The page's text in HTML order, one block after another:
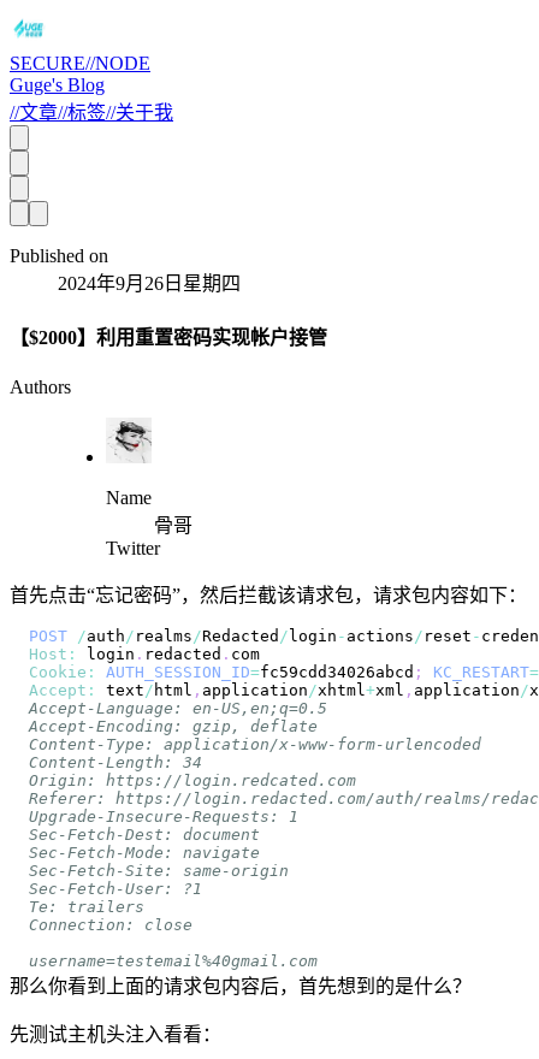
SECURE//NODE
Guge's Blog
//文章//标签//关于我
Published on
2024年9月26日星期四
【$2000】利用重置密码实现帐户接管
Authors
Name
骨哥
Twitter
首先点击“忘记密码”，然后拦截该请求包，请求包内容如下：
POST /auth / realms /Redacted /login - actions / reset -
Host : login . redacted . com
Cookie : AUTH_SESSION_ID=fc59cdd34026abcd ; KC_RESTART=
Accept : text / html , application /xhtml +xml , application /
那么你看到上面的请求包内容后，首先想到的是什么？
先测试主机头注入看看：